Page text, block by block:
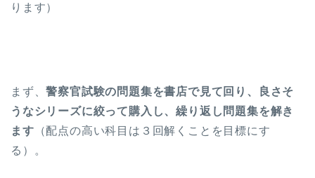
ります）
まず、警察官試験の問題集を書店で見て回り、良さそ
うなシリーズに絞って購入し、繰り返し問題集を解き
ます （配点の高い科目は３回解くことを目標にす
る）。